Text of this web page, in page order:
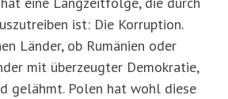
ist: Die Korruption.
Länder, ob Rumänien oder
mit überzeugter Demokratie,
gelähmt. Polen hat wohl diese